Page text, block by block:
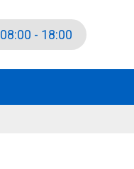
08:00 - 18:00